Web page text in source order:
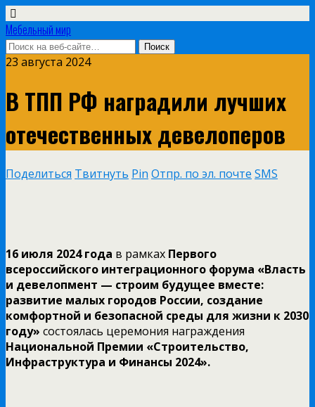
Мебельный мир
23 августа 2024
В ТПП РФ наградили лучших
отечественных девелоперов
Поделиться Твитнуть Pin Отпр. по эл. почте SMS
16 июля 2024 года в рамках Первого
всероссийского интеграционного форума «Власть
и девелопмент — строим будущее вместе:
развитие малых городов России, создание
комфортной и безопасной среды для жизни к 2030
году» состоялась церемония награждения
Национальной Премии «Строительство,
Инфраструктура и Финансы 2024».